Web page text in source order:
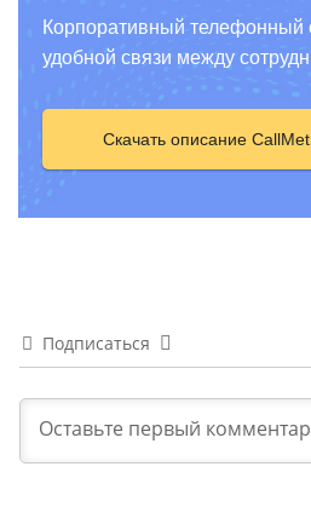
Корпоративный телефонный
удобной связи между
Скачать описание
Подписаться